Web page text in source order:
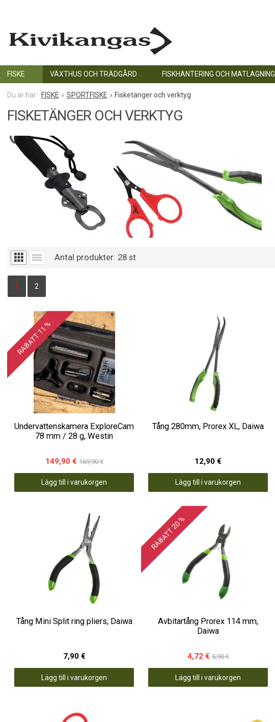
FISKE VÄXTHUS OCH TRÄDGÅRD FISKHANTERING OCH MATLAGNING
FISKE SPORTFISKE Fisketänger och verktyg
FISKETÄNGER OCH VERKTYG
Antal produkter: 28st
1 2
RABATT 11 %
Undervattenskamera ExploreCam
78 mm / 28 g, Westin
149,90 € 169,90 €
Lägg till i varukorgen
Tång 280mm, Prorex XL, Daiwa
12,90 €
Lägg till i varukorgen
Tång Mini Split ring pliers, Daiwa
7,90 €
Lägg till i varukorgen
RABATT 20 %
Avbitartång Prorex 114 mm,
Daiwa
4,72 € 5,90 €
Lägg till i varukorgen